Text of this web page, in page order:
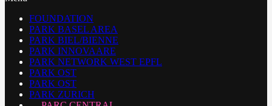
FOUNDATION
PARK BASEL AREA
PARK BIEL/BIENNE
PARK INNOVAARE
PARK NETWORK WEST EPFL
PARK OST
PARK OST
PARK ZURICH